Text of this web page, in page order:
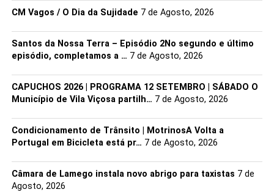
Facebook
Mastodon
EmailShare
CM Vagos / O Dia da Sujidade 7 de Agosto, 2026
Santos da Nossa Terra – Episódio 2No segundo e último
episódio, completamos a … 7 de Agosto, 2026
CAPUCHOS 2026 | PROGRAMA 12 SETEMBRO | SÁBADO O
Município de Vila Viçosa partilh… 7 de Agosto, 2026
Condicionamento de Trânsito | Motrinos​A Volta a
Portugal em Bicicleta está pr… 7 de Agosto, 2026
Câmara de Lamego instala novo abrigo para taxistas 7 de
Agosto, 2026